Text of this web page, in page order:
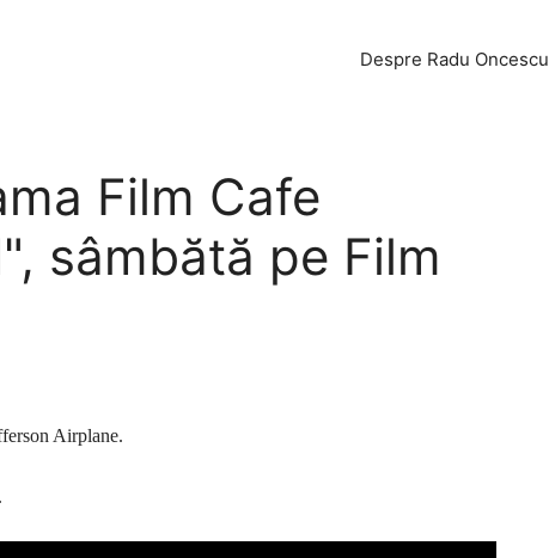
Despre Radu Oncescu
Film Cafe
sâmbătă pe Film
Airplane.
.